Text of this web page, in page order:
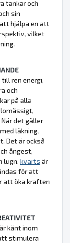
tankar och
sin
hjälpa en att
vilket
ren energi,
och
på alla
det gäller
läkning,
Det är också
ångest,
lugn. kvarts är
för att
att öka kraften
känt inom
stimulera